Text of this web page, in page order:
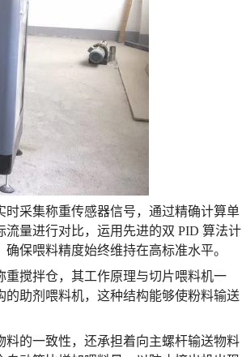
采集称重传感器信号，通过精确计算单
量进行对比，运用先进的双 PID 算法计
保喂料精度始终维持在高标准水平。
搅拌仓，其工作原理与切片喂料机一
助剂喂料机，这种结构能够使粉料输送
的一致性，还承担着向主螺杆输送物料